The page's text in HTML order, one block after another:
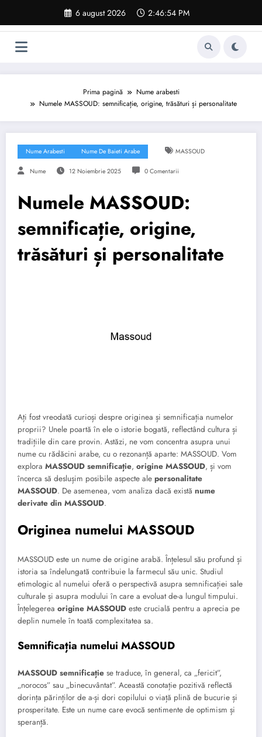
conținut
6 august 2026 2:46:55 PM
Prima pagină
Nume arabesti
Numele MASSOUD: semnificație, origine, trăsături și personalitate
Nume Arabesti Nume De Baieti Arabe MASSOUD
Nume 12 Noiembrie 2025 0 Comentarii
Numele MASSOUD:
semnificație, origine,
trăsături și personalitate
Ați fost vreodată curioși despre originea și semnificația numelor
proprii? Unele poartă în ele o istorie bogată, reflectând cultura și
tradițiile din care provin. Astăzi, ne vom concentra asupra unui
nume cu rădăcini arabe, cu o rezonanță aparte: MASSOUD. Vom
explora MASSOUD semnificație, origine MASSOUD, și vom
încerca să deslușim posibile aspecte ale personalitate
MASSOUD. De asemenea, vom analiza dacă există nume
derivate din MASSOUD.
Originea numelui MASSOUD
MASSOUD este un nume de origine arabă. Înțelesul său profund și
istoria sa îndelungată contribuie la farmecul său unic. Studiul
etimologic al numelui oferă o perspectivă asupra semnificației sale
culturale și asupra modului în care a evoluat de-a lungul timpului.
Înțelegerea origine MASSOUD este crucială pentru a aprecia pe
deplin numele în toată complexitatea sa.
Semnificația numelui MASSOUD
MASSOUD semnificație se traduce, în general, ca „fericit”,
„norocos” sau „binecuvântat”. Această conotație pozitivă reflectă
dorința părinților de a-și dori copilului o viață plină de bucurie și
prosperitate. Este un nume care evocă sentimente de optimism și
speranță.